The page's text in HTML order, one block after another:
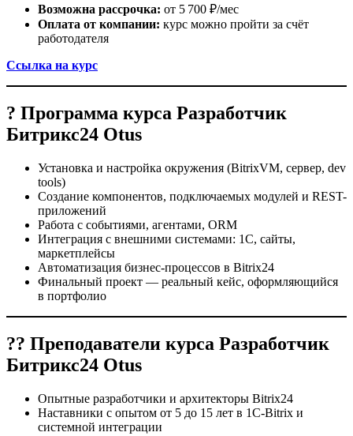
Возможна рассрочка: от 5 700 ₽/мес
Оплата от компании: курс можно пройти за счёт
работодателя
Ссылка на курс
? Программа курса Разработчик
Битрикс24 Otus
Установка и настройка окружения (BitrixVM, сервер, dev
tools)
Создание компонентов, подключаемых модулей и REST-
приложений
Работа с событиями, агентами, ORM
Интеграция с внешними системами: 1С, сайты,
маркетплейсы
Автоматизация бизнес-процессов в Bitrix24
Финальный проект — реальный кейс, оформляющийся
в портфолио
?‍? Преподаватели курса Разработчик
Битрикс24 Otus
Опытные разработчики и архитекторы Bitrix24
Наставники с опытом от 5 до 15 лет в 1С‑Bitrix и
системной интеграции